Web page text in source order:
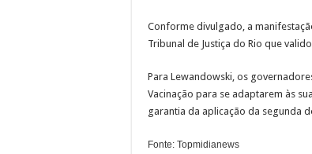
Conforme divulgado, a
Tribunal de Justiça do Rio que
Para Lewandowski, os
Vacinação para se adaptarem às
garantia da aplicação da segunda
Fonte: Topmidianews